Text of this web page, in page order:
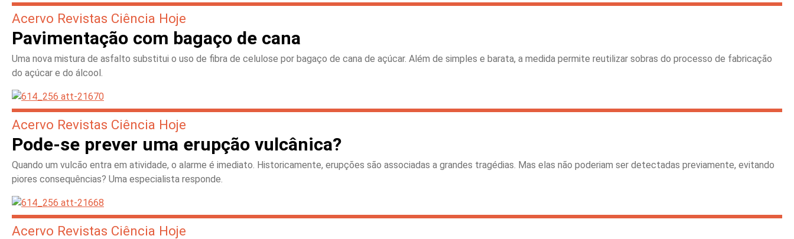
Acervo Revistas Ciência Hoje
Pavimentação com bagaço de cana
Uma nova mistura de asfalto substitui o uso de fibra de celulose por bagaço de cana de açúcar. Além de simples e barata, a medida permite reutilizar sobras do processo de fabricação
do açúcar e do álcool.
Acervo Revistas Ciência Hoje
Pode-se prever uma erupção vulcânica?
Quando um vulcão entra em atividade, o alarme é imediato. Historicamente, erupções são associadas a grandes tragédias. Mas elas não poderiam ser detectadas previamente, evitando
piores consequências? Uma especialista responde.
Acervo Revistas Ciência Hoje